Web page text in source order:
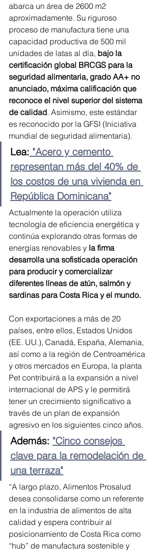
abarca un área de 2600 m2
aproximadamente. Su riguroso
proceso de manufactura tiene una
capacidad productiva de 500 mil
unidades de latas al día, bajo la
certificación global BRCGS para la
seguridad alimentaria, grado AA+ no
anunciado, máxima calificación que
reconoce el nivel superior del sistema
de calidad. Asimismo, este estándar
es reconocido por la GFSI (Iniciativa
mundial de seguridad alimentaria).
Lea: "Acero y cemento
representan más del 40% de
los costos de una vivienda en
República Dominicana"
Actualmente la operación utiliza
tecnología de eficiencia energética y
continúa explorando otras formas de
energías renovables y la firma
desarrolla una sofisticada operación
para producir y comercializar
diferentes líneas de atún, salmón y
sardinas para Costa Rica y el mundo.
Con exportaciones a más de 20
países, entre ellos, Estados Unidos
(EE. UU.), Canadá, España, Alemania,
así como a la región de Centroamérica
y otros mercados en Europa, la planta
Pet contribuirá a la expansión a nivel
internacional de APS y le permitirá
tener un crecimiento significativo a
través de un plan de expansión
agresivo en los siguientes cinco años.
Además: "Cinco consejos
clave para la remodelación de
una terraza"
“A largo plazo, Alimentos Prosalud
desea consolidarse como un referente
en la industria de alimentos de alta
calidad y espera contribuir al
posicionamiento de Costa Rica como
“hub” de manufactura sostenible y